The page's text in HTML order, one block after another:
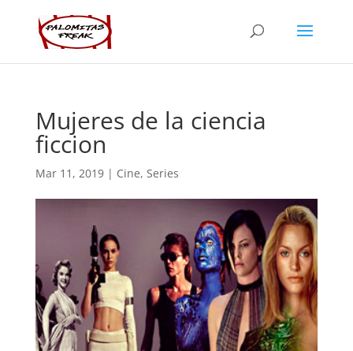
Mujeres de la ciencia
ficcion
Mar 11, 2019| Cine, Series